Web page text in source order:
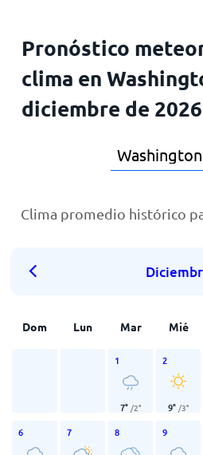
Pronóstico
clima en
diciembre de 2026
Clima promedio histórico
Dom Lun Mar Mié
1
7° /2°
2
9° /3°
6 7 8 9